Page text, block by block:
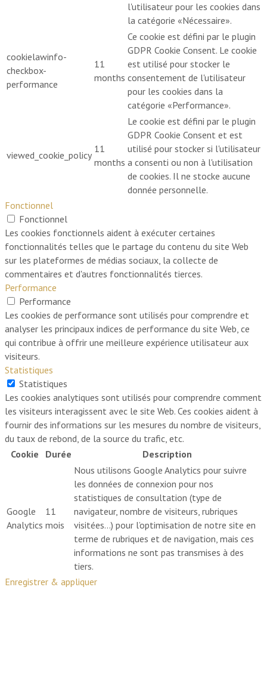
l'utilisateur pour les cookies dans
la catégorie «Nécessaire».
cookielawinfo-
checkbox-
performance
11
months
Ce cookie est défini par le plugin
GDPR Cookie Consent. Le cookie
est utilisé pour stocker le
consentement de l'utilisateur
pour les cookies dans la
catégorie «Performance».
viewed_cookie_policy
11
months
Le cookie est défini par le plugin
GDPR Cookie Consent et est
utilisé pour stocker si l'utilisateur
a consenti ou non à l'utilisation
de cookies. Il ne stocke aucune
donnée personnelle.
Fonctionnel
Fonctionnel
Les cookies fonctionnels aident à exécuter certaines
fonctionnalités telles que le partage du contenu du site Web
sur les plateformes de médias sociaux, la collecte de
commentaires et d'autres fonctionnalités tierces.
Performance
Performance
Les cookies de performance sont utilisés pour comprendre et
analyser les principaux indices de performance du site Web, ce
qui contribue à offrir une meilleure expérience utilisateur aux
visiteurs.
Statistiques
Statistiques
Les cookies analytiques sont utilisés pour comprendre comment
les visiteurs interagissent avec le site Web. Ces cookies aident à
fournir des informations sur les mesures du nombre de visiteurs,
du taux de rebond, de la source du trafic, etc.
Cookie
Durée Description
Google
Analytics
11
mois
Nous utilisons Google Analytics pour suivre
les données de connexion pour nos
statistiques de consultation (type de
navigateur, nombre de visiteurs, rubriques
visitées…) pour l’optimisation de notre site en
terme de rubriques et de navigation, mais ces
informations ne sont pas transmises à des
tiers.
Enregistrer & appliquer